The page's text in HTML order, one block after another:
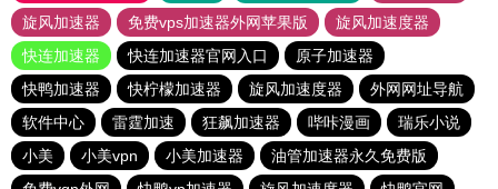
旋风加速器
免费vps加速器外网苹果版
旋风加速度器
快连加速器
快连加速器官网入口
原子加速器
快鸭加速器
快柠檬加速器 旋风加速度器
外网网址导航
软件中心
雷霆加速 狂飙加速器 哔咔漫画
瑞乐小说
小美
小美vpn 小美加速器
油管加速器永久免费版